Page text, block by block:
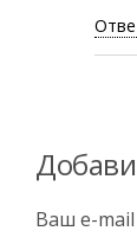
Ваш e-mail